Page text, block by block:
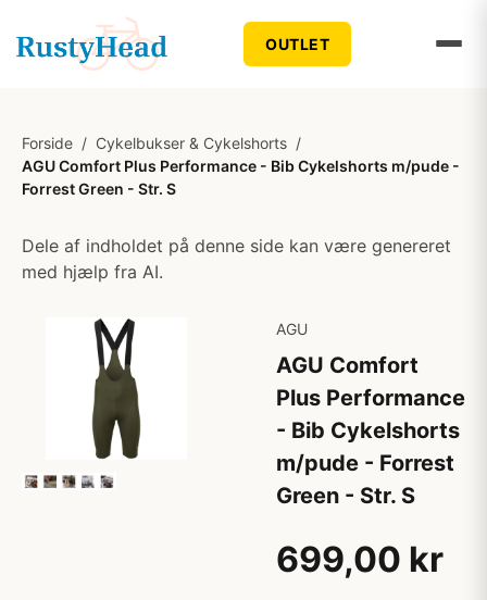
OUTLET
Forside / Cykelbukser & Cykelshorts /
AGU Comfort Plus Performance - Bib Cykelshorts m/pude -
Forrest Green - Str. S
Dele af indholdet på denne side kan være genereret
med hjælp fra AI.
AGU
AGU Comfort
Plus Performance
- Bib Cykelshorts
m/pude - Forrest
Green - Str. S
699,00 kr